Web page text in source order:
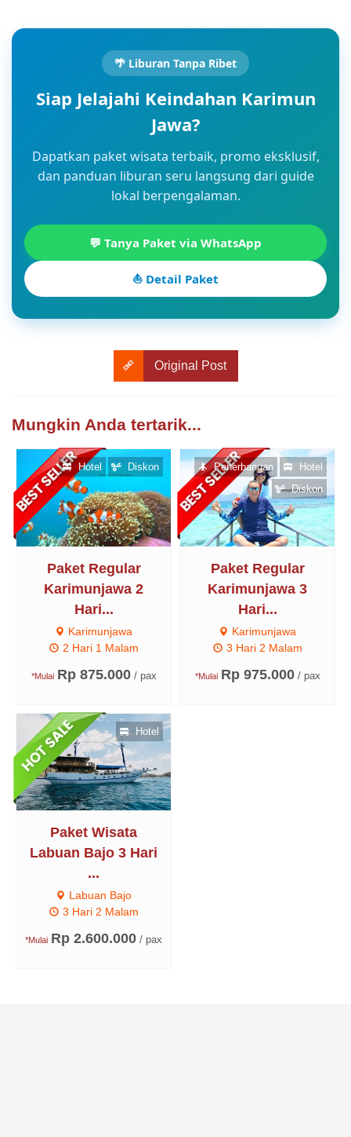
🌴 Liburan Tanpa Ribet
Siap Jelajahi Keindahan Karimun
Jawa?
Dapatkan paket wisata terbaik, promo eksklusif,
dan panduan liburan seru langsung dari guide
lokal berpengalaman.
💬 Tanya Paket via WhatsApp
⛵ Detail Paket
Original Post
Mungkin Anda tertarik...
Paket Regular
Karimunjawa 2
Hari...
Karimunjawa
2 Hari 1 Malam
*Mulai Rp 875.000 / pax
Hotel Diskon
Paket Regular
Karimunjawa 3
Hari...
Karimunjawa
3 Hari 2 Malam
*Mulai Rp 975.000 / pax
Penerbangan
Hotel
Diskon
Paket Wisata
Labuan Bajo 3 Hari
...
Labuan Bajo
3 Hari 2 Malam
*Mulai Rp 2.600.000 / pax
Hotel